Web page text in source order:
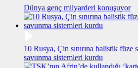
Dünya genç milyarderi konuşuyor
10 Rusya, Çin sınırına balistik füze
savunma sistemleri kurdu